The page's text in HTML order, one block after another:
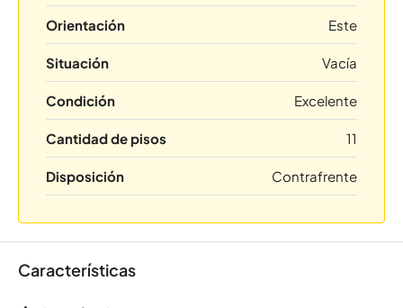
Orientación Este
Situación Vacía
Condición Excelente
Cantidad de pisos 11
Disposición Contrafrente
Características